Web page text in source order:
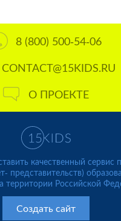
8 (800) 500-54-06
CONTACT@15KIDS.RU
О ПРОЕКТЕ
качественный сервис
представительств)
территории Российской
Создать сайт